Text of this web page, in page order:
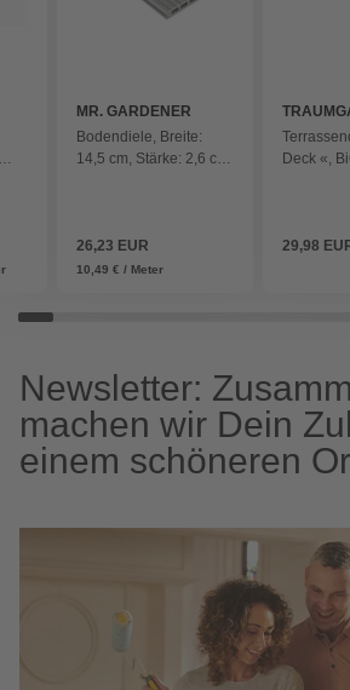
MR. GARDENER
Bodendiele, Breite:
14,5 cm, Stärke: 2,6 cm,
26,23 EUR
10,49 € / Meter
Deck «,
29,98
Newsletter:
machen wir Dein
einem schöneren